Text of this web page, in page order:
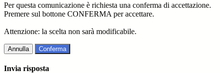
Per questa comunicazione è richiesta una conferma di accettazione.
Premere sul bottone CONFERMA per accettare.
Attenzione: la scelta non sarà modificabile.
Annulla Conferma
Invia risposta